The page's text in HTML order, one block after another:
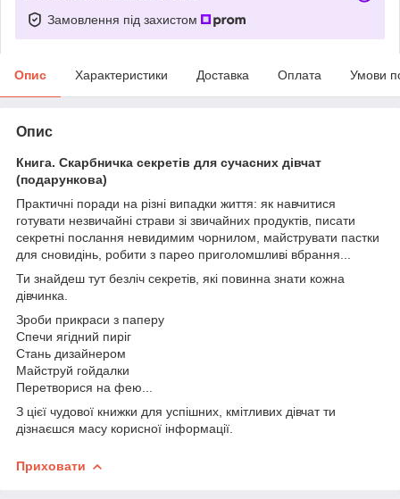
Замовлення під захистом
Опис Характеристики Доставка Оплата Умови
Опис
Книга. Скарбничка секретів для сучасних дівчат
(подарункова)
Практичні поради на різні випадки життя: як навчитися
готувати незвичайні страви зі звичайних продуктів, писати
секретні послання невидимим чорнилом, майструвати пастки
для сновидінь, робити з парео приголомшливі вбрання...
Ти знайдеш тут безліч секретів, які повинна знати кожна
дівчинка.
Зроби прикраси з паперу
Спечи ягідний пиріг
Стань дизайнером
Майструй гойдалки
Перетворися на фею...
З цієї чудової книжки для успішних, кмітливих дівчат ти
дізнаєшся масу корисної інформації.
Приховати